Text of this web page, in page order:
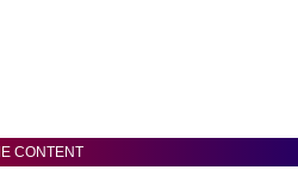
CONTENT